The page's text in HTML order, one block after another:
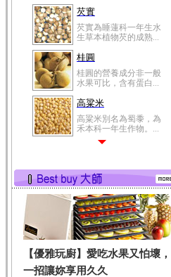
芡實
芡實為睡蓮科一年生水
生草本植物芡的成熟...
桂圓
桂圓的營養成分非一般
水果可比，含有蛋白...
高粱米
高粱米別名為蜀黍，為
禾本科一年生作物。...
有蛋白質、脂肪、磷...
鮪魚
鮪魚肚肉中的不飽和脂
肪酸內富含EPA和DH...
韭菜
韭菜所含的膳食纖維能
幫助消化與通便；揮...
【優雅玩廚】愛吃水果又怕壞，
一招讓妳享用久久